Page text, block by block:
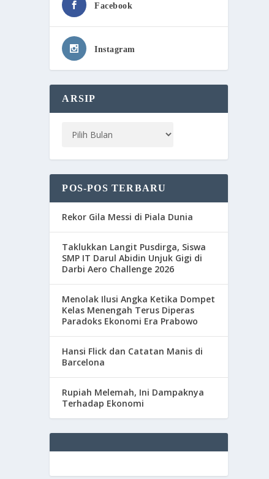
Facebook
Instagram
ARSIP
POS-POS TERBARU
Rekor Gila Messi di Piala Dunia
Taklukkan Langit Pusdirga, Siswa
SMP IT Darul Abidin Unjuk Gigi di
Darbi Aero Challenge 2026
Menolak Ilusi Angka Ketika Dompet
Kelas Menengah Terus Diperas
Paradoks Ekonomi Era Prabowo
Hansi Flick dan Catatan Manis di
Barcelona
Rupiah Melemah, Ini Dampaknya
Terhadap Ekonomi